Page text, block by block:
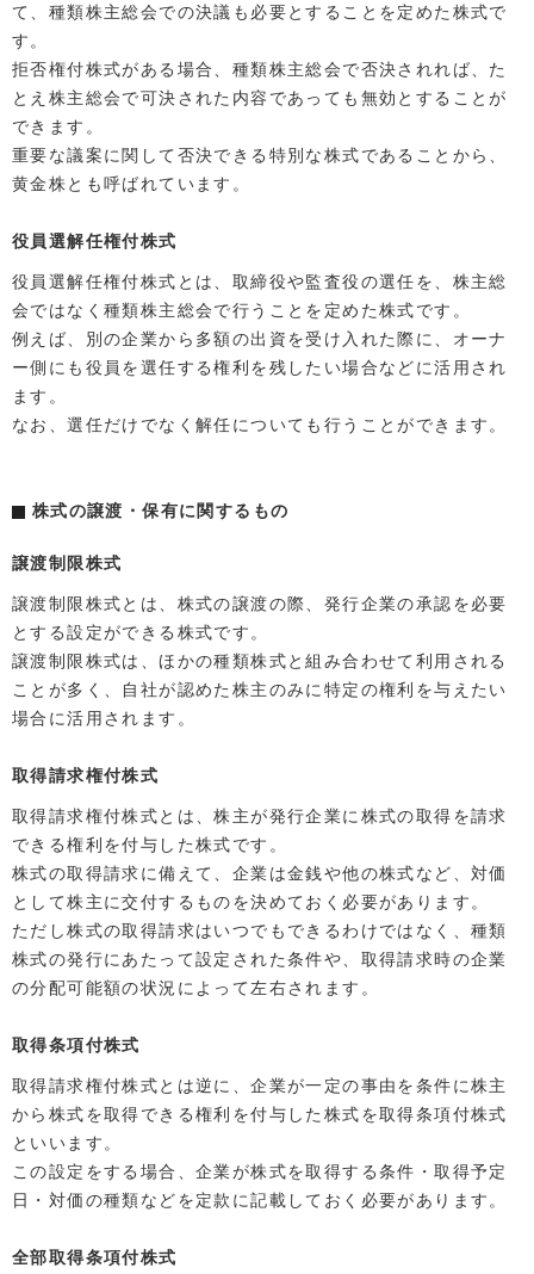
て、種類株主総会での決議も必要とすることを定めた株式で
す。
拒否権付株式がある場合、種類株主総会で否決されれば、た
とえ株主総会で可決された内容であっても無効とすることが
できます。
重要な議案に関して否決できる特別な株式であることから、
黄金株とも呼ばれています。
役員選解任権付株式
役員選解任権付株式とは、取締役や監査役の選任を、株主総
会ではなく種類株主総会で行うことを定めた株式です。
例えば、別の企業から多額の出資を受け入れた際に、オーナ
ー側にも役員を選任する権利を残したい場合などに活用され
ます。
なお、選任だけでなく解任についても行うことができます。
株式の譲渡・保有に関するもの
譲渡制限株式
譲渡制限株式とは、株式の譲渡の際、発行企業の承認を必要
とする設定ができる株式です。
譲渡制限株式は、ほかの種類株式と組み合わせて利用される
ことが多く、自社が認めた株主のみに特定の権利を与えたい
場合に活用されます。
取得請求権付株式
取得請求権付株式とは、株主が発行企業に株式の取得を請求
できる権利を付与した株式です。
株式の取得請求に備えて、企業は金銭や他の株式など、対価
として株主に交付するものを決めておく必要があります。
ただし株式の取得請求はいつでもできるわけではなく、種類
株式の発行にあたって設定された条件や、取得請求時の企業
の分配可能額の状況によって左右されます。
取得条項付株式
取得請求権付株式とは逆に、企業が一定の事由を条件に株主
から株式を取得できる権利を付与した株式を取得条項付株式
といいます。
この設定をする場合、企業が株式を取得する条件・取得予定
日・対価の種類などを定款に記載しておく必要があります。
全部取得条項付株式